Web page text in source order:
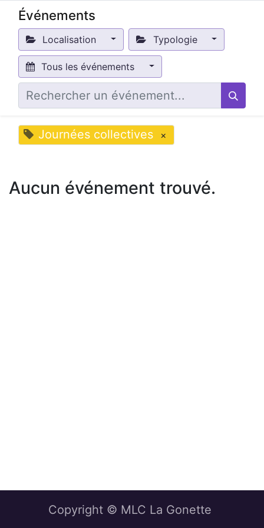
Événements
Localisation Typologie
Tous les événements
Journées collectives ×
Aucun événement trouvé.
Copyright © MLC La Gonette